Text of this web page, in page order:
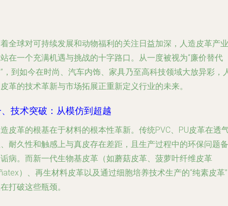
全球对可持续发展和动物福利的关注日益加深，人造皮革产业
在一个充满机遇与挑战的十字路口。从一度被视为“廉价替代
，到如今在时尚、汽车内饰、家具乃至高科技领域大放异彩，
革的技术革新与市场拓展正重新定义行业的未来。
技术突破：从模仿到超越
皮革的根基在于材料的根本性革新。传统PVC、PU皮革在透
耐久性和触感上与真皮存在差距，且生产过程中的环保问题备
病。而新一代生物基皮革（如蘑菇皮革、菠萝叶纤维皮革
）、再生材料皮革以及通过细胞培养技术生产的“纯素皮革
打破这些瓶颈。